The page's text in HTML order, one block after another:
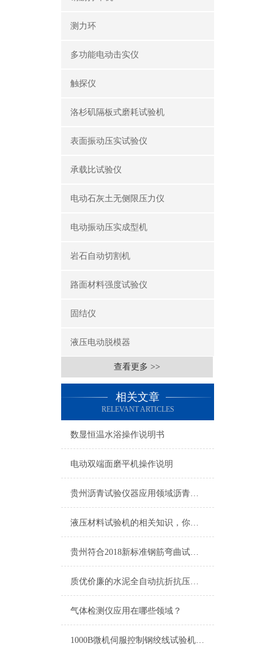
测力环
多功能电动击实仪
触探仪
洛杉矶隔板式磨耗试验机
表面振动压实试验仪
承载比试验仪
电动石灰土无侧限压力仪
电动振动压实成型机
岩石自动切割机
路面材料强度试验仪
固结仪
液压电动脱模器
查看更多 >>
相关文章
RELEVANT ARTICLES
数显恒温水浴操作说明书
电动双端面磨平机操作说明
贵州沥青试验仪器应用领域沥青试验仪器*,经久耐用,价格*
液压材料试验机的相关知识，你掌握了多少？
贵州符合2018新标准钢筋弯曲试验机立式钢筋双向弯曲试验机
质优价廉的水泥全自动抗折抗压一体机
气体检测仪应用在哪些领域？
1000B微机伺服控制钢绞线试验机操作说明